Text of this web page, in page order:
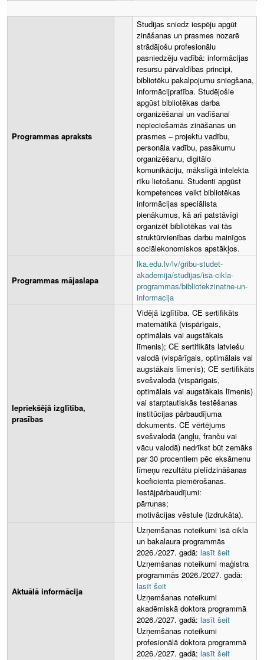
Programmas apraksts
Studijas sniedz iespēju apgūt
zināšanas un prasmes nozarē
strādājošu profesionālu
pasniedzēju vadībā: informācijas
resursu pārvaldības principi,
bibliotēku pakalpojumu sniegšana,
informācijpratība. Studējošie
apgūst bibliotēkas darba
organizēšanai un vadīšanai
nepieciešamās zināšanas un
prasmes – projektu vadību,
personāla vadību, pasākumu
organizēšanu, digitālo
komunikāciju, mākslīgā intelekta
rīku lietošanu. Studenti apgūst
kompetences veikt bibliotēkas
informācijas speciālista
pienākumus, kā arī patstāvīgi
organizēt bibliotēkas vai tās
struktūrvienības darbu mainīgos
sociālekonomiskos apstākļos.
Programmas mājaslapa
lka.edu.lv/lv/gribu-studet-
akademija/studijas/isa-cikla-
programmas/bibliotekzinatne-un-
informacija
Iepriekšējā izglītība,
prasības
Vidējā izglītība. CE sertifikāts
matemātikā (vispārīgais,
optimālais vai augstākais
līmenis); CE sertifikāts latviešu
valodā (vispārīgais, optimālais vai
augstākais līmenis); CE sertifikāts
svešvalodā (vispārīgais,
optimālais vai augstākais līmenis)
vai starptautiskās testēšanas
institūcijas pārbaudījuma
dokuments. CE vērtējums
svešvalodā (angļu, franču vai
vācu valodā) nedrīkst būt zemāks
par 30 procentiem pēc eksāmenu
līmeņu rezultātu pielīdzināšanas
koeficienta piemērošanas.
Iestājpārbaudījumi:
pārrunas;
motivācijas vēstule (izdrukāta).
Aktuālā informācija
Uzņemšanas noteikumi īsā cikla
un bakalaura programmās
2026./2027. gadā: lasīt šeit
Uzņemšanas noteikumi maģistra
programmās 2026./2027. gadā:
lasīt šeit
Uzņemšanas noteikumi
akadēmiskā doktora programmā
2026./2027. gadā: lasīt šeit
Uzņemšanas noteikumi
profesionālā doktora programmā
2026./2027. gadā: lasīt šeit